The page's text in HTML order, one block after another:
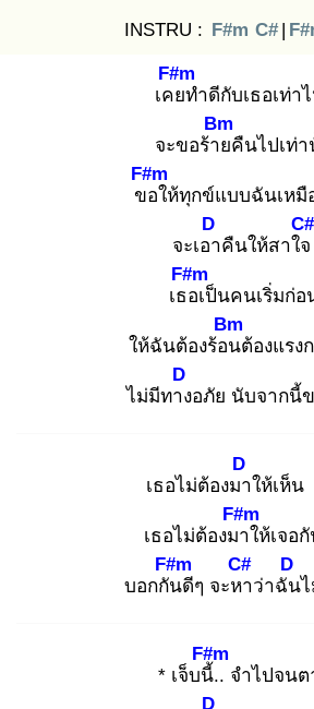
INSTRU : F#m C# |
เคย
F#m
ทำดีกับเธอเท่า
จะขอร้าย
Bm
คืนไปเท่
ขอ
F#m
ให้ทุกข์แบบฉันเหมื
จะเอา
D
คืนให้สาใจ
C#
เธอ
F#m
เป็นคนเริ่มก่อ
ให้ฉันต้องร้อน
Bm
ต้องแรง
ไม่มีทาง
D
อภัย นับจากนี้
เธอไม่ต้องมา
D
ให้เ
เธอไม่ต้องมา
F#m
ให้เจอ
บอกกัน
F#m
ดีๆ จะหา
C#
ว่าฉัน
D
* เจ็บนี้.
F#m
. จำไปจนต
D